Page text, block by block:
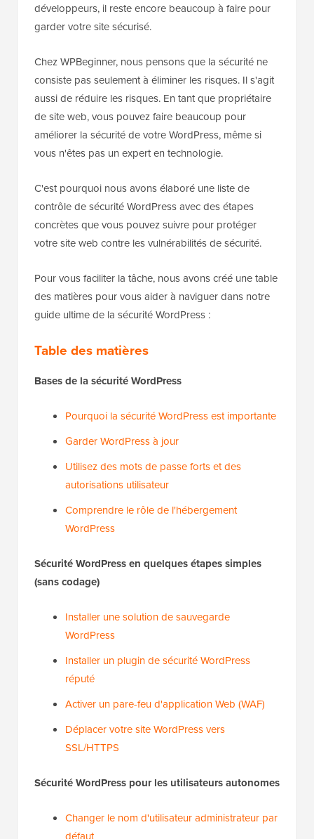
développeurs, il reste encore beaucoup à faire pour
garder votre site sécurisé.
Chez WPBeginner, nous pensons que la sécurité ne
consiste pas seulement à éliminer les risques. Il s'agit
aussi de réduire les risques. En tant que propriétaire
de site web, vous pouvez faire beaucoup pour
améliorer la sécurité de votre WordPress, même si
vous n'êtes pas un expert en technologie.
C'est pourquoi nous avons élaboré une liste de
contrôle de sécurité WordPress avec des étapes
concrètes que vous pouvez suivre pour protéger
votre site web contre les vulnérabilités de sécurité.
Pour vous faciliter la tâche, nous avons créé une table
des matières pour vous aider à naviguer dans notre
guide ultime de la sécurité WordPress :
Table des matières
Bases de la sécurité WordPress
Pourquoi la sécurité WordPress est importante
Garder WordPress à jour
Utilisez des mots de passe forts et des
autorisations utilisateur
Comprendre le rôle de l'hébergement
WordPress
Sécurité WordPress en quelques étapes simples
(sans codage)
Installer une solution de sauvegarde
WordPress
Installer un plugin de sécurité WordPress
réputé
Activer un pare-feu d'application Web (WAF)
Déplacer votre site WordPress vers
SSL/HTTPS
Sécurité WordPress pour les utilisateurs autonomes
Changer le nom d'utilisateur administrateur par